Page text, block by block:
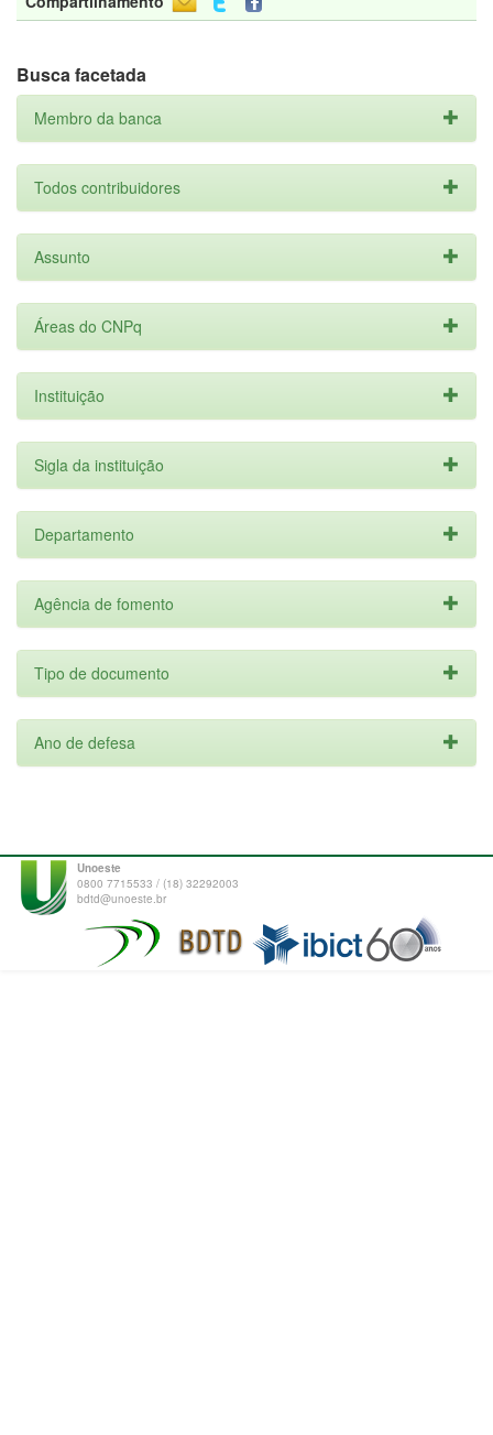
Busca facetada
Membro da banca
Todos contribuidores
Assunto
Áreas do CNPq
Instituição
Sigla da instituição
Departamento
Agência de fomento
Tipo de documento
Ano de defesa
Unoeste
0800 7715533 / (18) 32292003
bdtd@unoeste.br